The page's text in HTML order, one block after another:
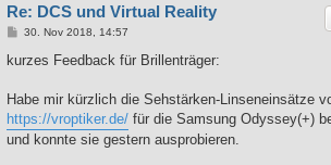
Re: DCS und Virtual Reality
B
i
a
30. Nov 2018, 14:57
kurzes Feedback für Brillenträger:
Habe mir kürzlich die Sehstärken-Linseneinsätze
https://vroptiker.de/ für die Samsung Odyssey(+)
und konnte sie gestern ausprobieren.